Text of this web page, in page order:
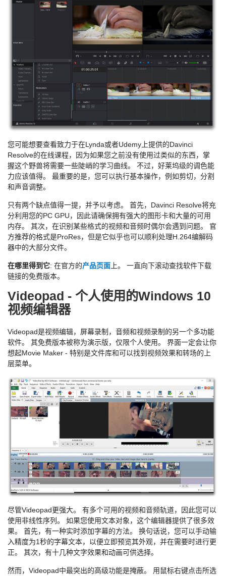
您可能想要查看致力于在Lynda或者Udemy上提供的Davinci
Resolve的在线课程，因为如果您之前没有使用过类似的东西，掌
握这个野兽将需要一些陡峭的学习曲线。 不过，好莱坞级的调色能
力应该值得。 最重要的是，您可以执行基本操作，例如剪切，分割
和声音调整。
只有两个缺点值得一提，并予以考虑。 首先，Davinci Resolve将充
分利用您的PC GPU，因此请确保拥有强大的图形卡和大量的可用
内存。 其次，在识别某些格式的视频和音频时偶尔会遇到问题。 官
方推荐的格式是ProRes，但是它似乎也可以顺利处理H.264编解码
器中的大部分文件。
在哪里得到它: 在官方的产品页面 上。 一直向下滚动查找软件下载
链接的免费版本。
Videopad - 个人使用的Windows 10
视频编辑器
Videopad是视频编辑，屏幕录制，音频和视频录制的另一个多功能
软件。 其免费版本被称为演示版，仅限个人使用。 界面一定会让你
想起Movie Maker - 特别是文件库和可以找到视频效果和转场的上
层菜单。
尽管Videopad更强大。 有多个可用的视频和音频轨道，因此您可以
使用非线性序列。 如果您使用文本对象，这个编辑器提供了很多效
果。 首先，有一种实时添加字幕的方法。 换句话说，您可以手动输
入精度为1秒的字幕文本，以便立即预览其外观，并在需要时进行更
正。 其次，有十几种文字效果和动画可供选择。
然而，Videopad中最突出的高级功能是掩蔽。 用鼠标右键点击所选